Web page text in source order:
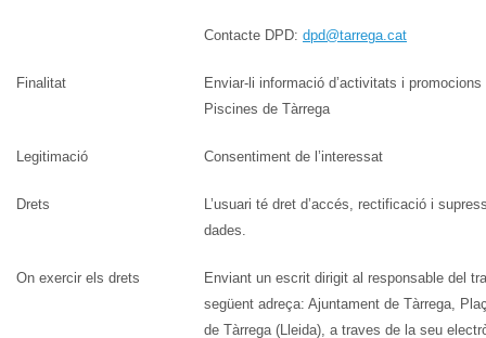
Contacte DPD: dpd@tarrega.cat
Finalitat
Enviar-li informació d’activitats i
Piscines de Tàrrega
Legitimació Consentiment de l’interessat
Drets
L’usuari té dret d’accés, rectificació i
dades.
On exercir els drets
Enviant un escrit dirigit al responsable del
següent adreça: Ajuntament de Tàrrega,
de Tàrrega (Lleida), a traves de la seu